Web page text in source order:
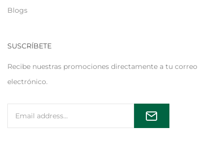
Blogs
SUSCRÍBETE
Recibe nuestras promociones directamente a tu correo
electrónico.